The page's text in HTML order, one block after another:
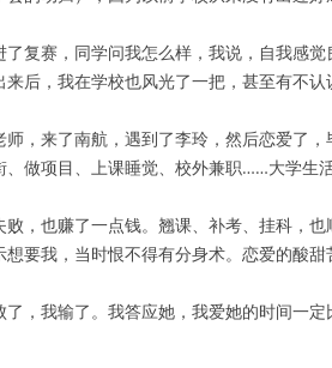
复赛，同学问我怎么样，我说，自我感
后，我在学校也风光了一把，甚至有不认
，来了南航，遇到了李玲，然后恋爱了
做项目、上课睡觉、校外兼职……大学生活
，也赚了一点钱。翘课、补考、挂科，
要我，当时恨不得有分身术。恋爱的酸甜
，我输了。我答应她，我爱她的时间一